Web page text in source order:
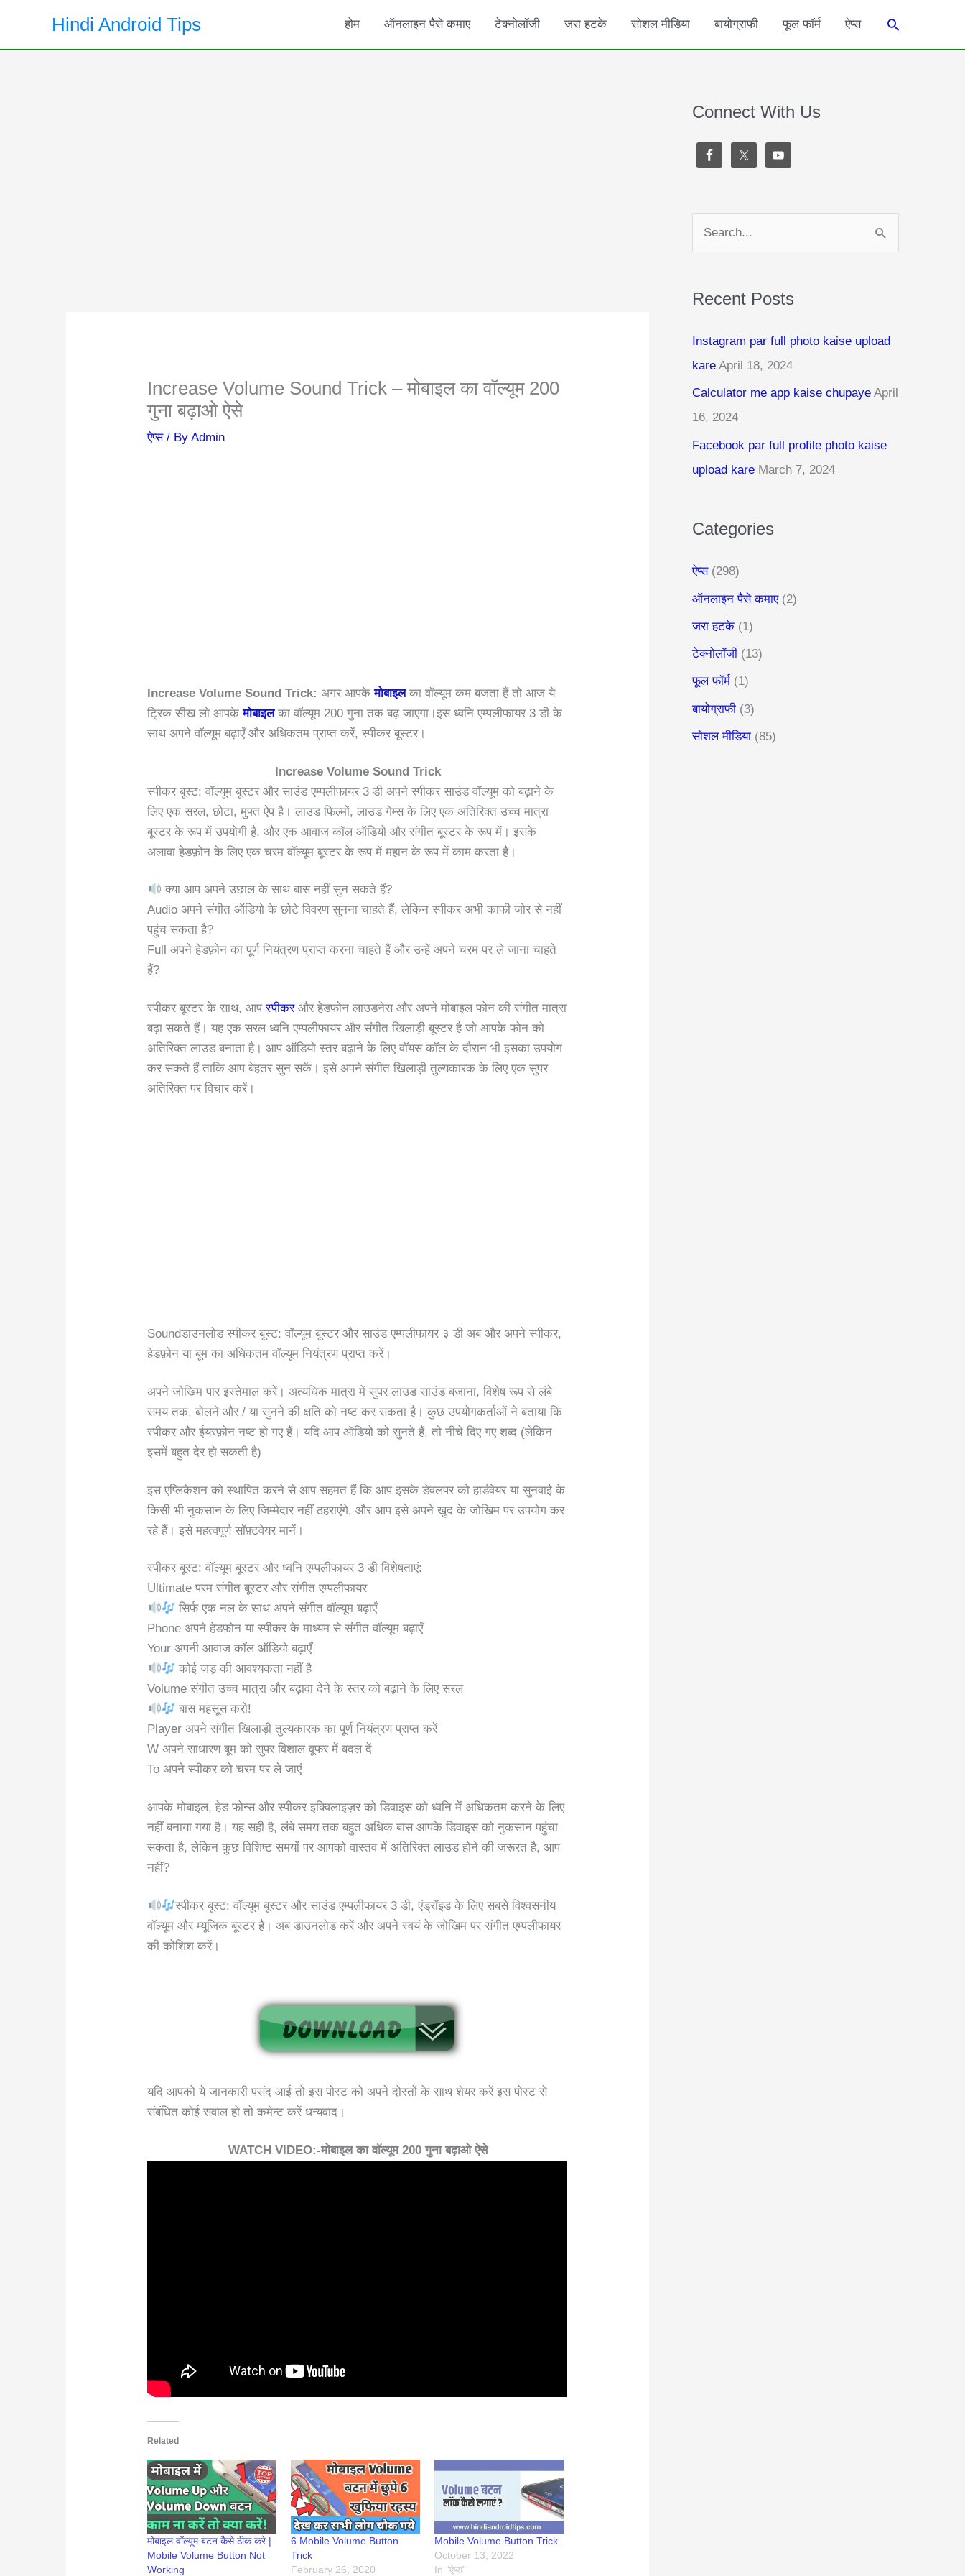
content
Hindi Android Tips होम ऑनलाइन पैसे कमाए टेक्नोलॉजी जरा हटके सोशल मीडिया बायोग्राफी फूल फॉर्म ऐप्स Search
Increase Volume Sound Trick – मोबाइल का वॉल्यूम 200
गुना बढ़ाओ ऐसे
ऐप्स/ ByAdmin
Increase Volume Sound Trick: अगर आपके मोबाइलका वॉल्यूम कम बजता हैं तो आज ये
ट्रिक सीख लो आपके मोबाइल का वॉल्यूम 200 गुना तक बढ़ जाएगा।इस ध्वनि एम्पलीफायर 3 डी के
साथ अपने वॉल्यूम बढ़ाएँ और अधिकतम प्राप्त करें, स्पीकर बूस्टर।
Increase Volume Sound Trick
स्पीकर बूस्ट: वॉल्यूम बूस्टर और साउंड एम्पलीफायर 3 डी अपने स्पीकर साउंड वॉल्यूम को बढ़ाने के
लिए एक सरल, छोटा, मुफ्त ऐप है। लाउड फिल्मों, लाउड गेम्स के लिए एक अतिरिक्त उच्च मात्रा
बूस्टर के रूप में उपयोगी है, और एक आवाज कॉल ऑडियो और संगीत बूस्टर के रूप में। इसके
अलावा हेडफ़ोन के लिए एक चरम वॉल्यूम बूस्टर के रूप में महान के रूप में काम करता है।
क्या आप अपने उछाल के साथ बास नहीं सुन सकते हैं?
Audio अपने संगीत ऑडियो के छोटे विवरण सुनना चाहते हैं, लेकिन स्पीकर अभी काफी जोर से नहीं
पहुंच सकता है?
Full अपने हेडफ़ोन का पूर्ण नियंत्रण प्राप्त करना चाहते हैं और उन्हें अपने चरम पर ले जाना चाहते
हैं?
स्पीकर बूस्टर के साथ, आपस्पीकरऔर हेडफोन लाउडनेस और अपने मोबाइल फोन की संगीत मात्रा
बढ़ा सकते हैं। यह एक सरल ध्वनि एम्पलीफायर और संगीत खिलाड़ी बूस्टर है जो आपके फोन को
अतिरिक्त लाउड बनाता है। आप ऑडियो स्तर बढ़ाने के लिए वॉयस कॉल के दौरान भी इसका उपयोग
कर सकते हैं ताकि आप बेहतर सुन सकें। इसे अपने संगीत खिलाड़ी तुल्यकारक के लिए एक सुपर
अतिरिक्त पर विचार करें।
Soundडाउनलोड स्पीकर बूस्ट: वॉल्यूम बूस्टर और साउंड एम्पलीफायर ३ डी अब और अपने स्पीकर,
हेडफ़ोन या बूम का अधिकतम वॉल्यूम नियंत्रण प्राप्त करें।
अपने जोखिम पार इस्तेमाल करें। अत्यधिक मात्रा में सुपर लाउड साउंड बजाना, विशेष रूप से लंबे
समय तक, बोलने और / या सुनने की क्षति को नष्ट कर सकता है। कुछ उपयोगकर्ताओं ने बताया कि
स्पीकर और ईयरफ़ोन नष्ट हो गए हैं। यदि आप ऑडियो को सुनते हैं, तो नीचे दिए गए शब्द (लेकिन
इसमें बहुत देर हो सकती है)
इस एप्लिकेशन को स्थापित करने से आप सहमत हैं कि आप इसके डेवलपर को हार्डवेयर या सुनवाई के
किसी भी नुकसान के लिए जिम्मेदार नहीं ठहराएंगे, और आप इसे अपने खुद के जोखिम पर उपयोग कर
रहे हैं। इसे महत्वपूर्ण सॉफ़्टवेयर मानें।
स्पीकर बूस्ट: वॉल्यूम बूस्टर और ध्वनि एम्पलीफायर 3 डी विशेषताएं:
Ultimate परम संगीत बूस्टर और संगीत एम्पलीफायर
सिर्फ एक नल के साथ अपने संगीत वॉल्यूम बढ़ाएँ
Phone अपने हेडफ़ोन या स्पीकर के माध्यम से संगीत वॉल्यूम बढ़ाएँ
Your अपनी आवाज कॉल ऑडियो बढ़ाएँ
कोई जड़ की आवश्यकता नहीं है
Volume संगीत उच्च मात्रा और बढ़ावा देने के स्तर को बढ़ाने के लिए सरल
बास महसूस करो!
Player अपने संगीत खिलाड़ी तुल्यकारक का पूर्ण नियंत्रण प्राप्त करें
W अपने साधारण बूम को सुपर विशाल वूफर में बदल दें
To अपने स्पीकर को चरम पर ले जाएं
आपके मोबाइल, हेड फोन्स और स्पीकर इक्विलाइज़र को डिवाइस को ध्वनि में अधिकतम करने के लिए
नहीं बनाया गया है। यह सही है, लंबे समय तक बहुत अधिक बास आपके डिवाइस को नुकसान पहुंचा
सकता है, लेकिन कुछ विशिष्ट समयों पर आपको वास्तव में अतिरिक्त लाउड होने की जरूरत है, आप
नहीं?
स्पीकर बूस्ट: वॉल्यूम बूस्टर और साउंड एम्पलीफायर 3 डी, एंड्रॉइड के लिए सबसे विश्वसनीय
वॉल्यूम और म्यूजिक बूस्टर है। अब डाउनलोड करें और अपने स्वयं के जोखिम पर संगीत एम्पलीफायर
की कोशिश करें।
यदि आपको ये जानकारी पसंद आई तो इस पोस्ट को अपने दोस्तों के साथ शेयर करें इस पोस्ट से
संबंधित कोई सवाल हो तो कमेन्ट करें धन्यवाद।
WATCH VIDEO:-मोबाइल का वॉल्यूम 200 गुना बढ़ाओ ऐसे
Related
मोबाइल वॉल्यूम बटन कैसे ठीक करे |
Mobile Volume Button Not
Working
6 Mobile Volume Button
Trick
February 26, 2020
Mobile Volume Button Trick
October 13, 2022
In "ऐप्स"
Connect With Us
e
r
h
f
o
r
:
Recent Posts
Instagram par full photo kaise upload
kare April 18, 2024
Calculator me app kaise chupaye April
16, 2024
Facebook par full profile photo kaise
upload kare March 7, 2024
Categories
ऐप्स(298)
ऑनलाइन पैसे कमाए(2)
जरा हटके (1)
टेक्नोलॉजी (13)
फूल फॉर्म (1)
बायोग्राफी (3)
सोशल मीडिया (85)